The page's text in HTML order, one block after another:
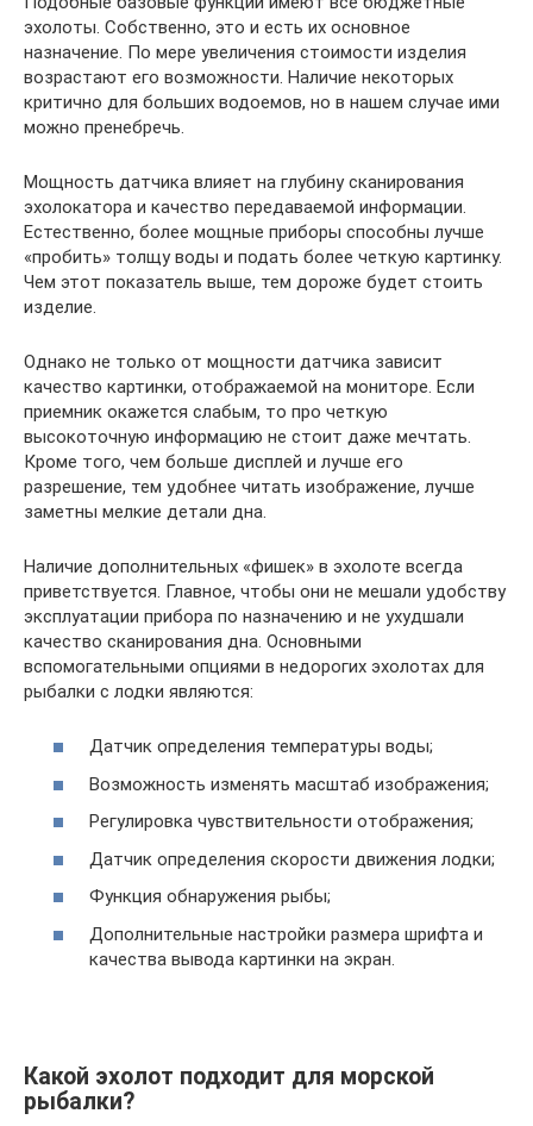
эхолоты. Собственно, это и есть их основное
назначение. По мере увеличения стоимости изделия
возрастают его возможности. Наличие некоторых
критично для больших водоемов, но в нашем случае ими
можно пренебречь.
Мощность датчика влияет на глубину сканирования
эхолокатора и качество передаваемой информации.
Естественно, более мощные приборы способны лучше
«пробить» толщу воды и подать более четкую картинку.
Чем этот показатель выше, тем дороже будет стоить
изделие.
Однако не только от мощности датчика зависит
качество картинки, отображаемой на мониторе. Если
приемник окажется слабым, то про четкую
высокоточную информацию не стоит даже мечтать.
Кроме того, чем больше дисплей и лучше его
разрешение, тем удобнее читать изображение, лучше
заметны мелкие детали дна.
Наличие дополнительных «фишек» в эхолоте всегда
приветствуется. Главное, чтобы они не мешали удобству
эксплуатации прибора по назначению и не ухудшали
качество сканирования дна. Основными
вспомогательными опциями в недорогих эхолотах для
рыбалки с лодки являются:
Датчик определения температуры воды;
Возможность изменять масштаб изображения;
Регулировка чувствительности отображения;
Датчик определения скорости движения лодки;
Функция обнаружения рыбы;
Дополнительные настройки размера шрифта и
качества вывода картинки на экран.
Какой эхолот подходит для морской
рыбалки?